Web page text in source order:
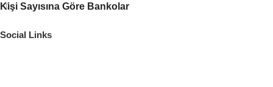
Kişi Sayısına Göre Bankolar
Social Links